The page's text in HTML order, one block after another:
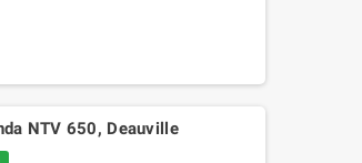
NTV 650, Deauville